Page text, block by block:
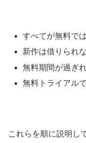
すべてが無料で
新作は借りられ
無料期間が過ぎ
無料トライアル
これらを順に説明し